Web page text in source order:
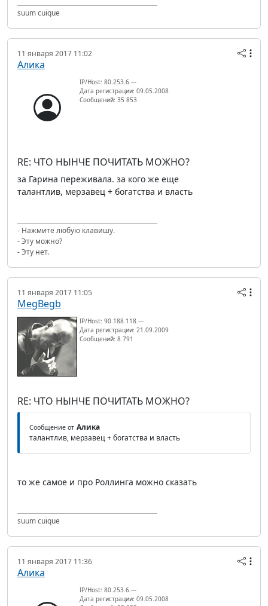
suum cuique
11 января 2017 11:02
Алика
IP/Host: 80.253.6.---
Дата регистрации: 09.05.2008
Сообщений: 35 853
RE: ЧТО НЫНЧЕ ПОЧИТАТЬ МОЖНО?
за Гарина переживала. за кого же еще
талантлив, мерзавец + богатства и власть
- Нажмите любую клавишу.
- Эту можно?
- Эту нет.
11 января 2017 11:05
MegBegb
IP/Host: 90.188.118.---
Дата регистрации: 21.09.2009
Сообщений: 8 791
RE: ЧТО НЫНЧЕ ПОЧИТАТЬ МОЖНО?
Сообщение от Алика
талантлив, мерзавец + богатства и власть
то же самое и про Роллинга можно сказать
suum cuique
11 января 2017 11:36
Алика
IP/Host: 80.253.6.---
Дата регистрации: 09.05.2008